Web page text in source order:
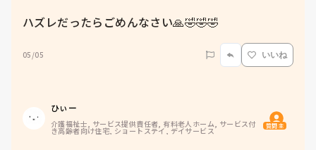
ハズレだったらごめんなさい🙏🤣🤣🤣
05/05 いいね
ひぃー
介護福祉士, サービス提供責任者, 有料老人ホーム, サービス付
き高齢者向け住宅, ショートステイ, デイサービス 質問主